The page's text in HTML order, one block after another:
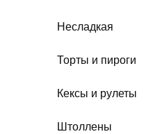
Несладкая
Торты и пироги
Кексы и рулеты
Штоллены